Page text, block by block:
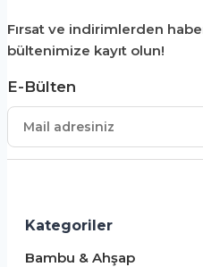
Fırsat ve indirimlerden
bültenimize kayıt olun!
E-Bülten
Kategoriler
Bambu & Ahşap